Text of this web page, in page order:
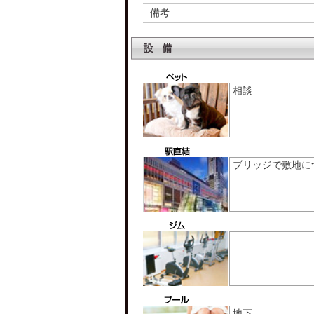
備考
相談
ブリッジで敷地に